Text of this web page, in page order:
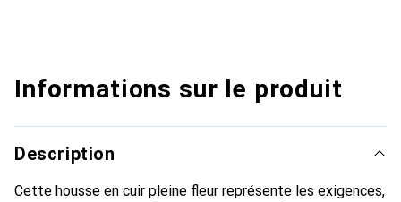
Informations sur le produit
Description
Cette housse en cuir pleine fleur représente les exigences,